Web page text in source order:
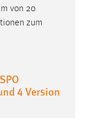
von 20
zum
4 Version